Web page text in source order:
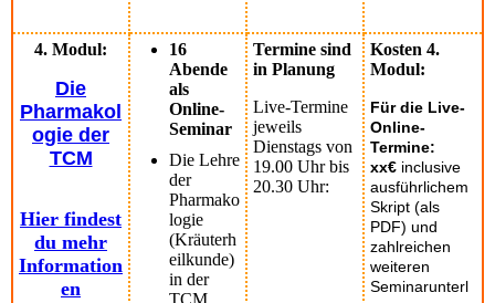
4. Modul:
Die
Pharmakol
ogie der
TCM
Hier findest
du mehr
Information
en
16
Abende
als
Online-
Seminar
Die Lehre
der
Pharmako
logie
(Kräuterh
eilkunde)
in der
TCM
Termine sind
in Planung
Live-Termine
jeweils
Dienstags von
19.00 Uhr bis
20.30 Uhr:
Kosten 4.
Modul:
Für die Live-
Online-
Termine:
xx€ inclusive
ausführlichem
Skript (als
PDF) und
zahlreichen
weiteren
Seminarunterl